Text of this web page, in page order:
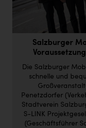
Doppler Gruppe
everfield
Firmenradl
Fristads Austria
HIG Infomotion Group
IFE Austria GmbH
Salzburger
Die Salzburger
schnelle und
Penetzdorfer
Stadtverein
S-LINK
(Geschäftsführer